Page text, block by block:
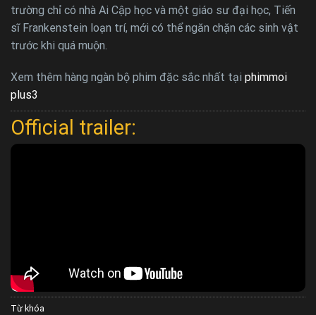
trường chỉ có nhà Ai Cập học và một giáo sư đại học, Tiến
sĩ Frankenstein loạn trí, mới có thể ngăn chặn các sinh vật
trước khi quá muộn.
Xem thêm hàng ngàn bộ phim đặc sắc nhất tại phimmoi
plus3
Official trailer:
Từ khóa